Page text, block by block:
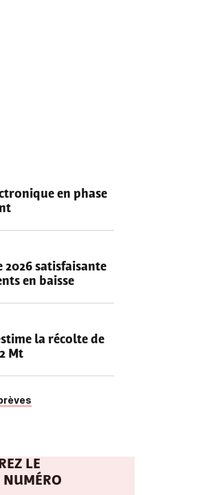
en phase
2026 satisfaisante
en baisse
la récolte de
Mt
LE
NUMÉRO